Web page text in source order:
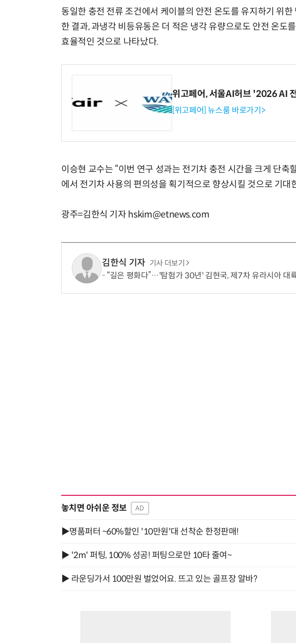
동일한 충전 전류 조건에서 케이블의 안전 온도를 유지하기 위
한 결과, 과냉각 비등유동은 더 적은 냉각 유량으로도 안전 온도
효율적인 것으로 나타났다.
위고페어, 서울AI허브 '2026 AI
[위고페어] 뉴스룸 바로가기>
이승현 교수는 “이번 연구 성과는 전기차 충전 시간을 크게 단축
에서 전기차 사용의 편의성을 획기적으로 향상시킬 것으로 기대
광주=김한식 기자 hskim@etnews.com
김한식 기자 기사 더보기
“길은 평화다”…'탐험가 30년' 김현국, 제7차 유라시아 대
놓치면 아쉬운 정보 AD
▶명품퍼터 ~60%할인 '10만원'대 선착순 한정판매!
▶ '2m' 퍼팅, 100% 성공! 퍼팅으로만 10타 줄여~
▶ 라운딩가서 100만원 벌었어요. 뜨고 있는 골프장 알바?
“계속 쫓아왔다”…도망치던 우크라 민간인 공격한 러 자폭 드론